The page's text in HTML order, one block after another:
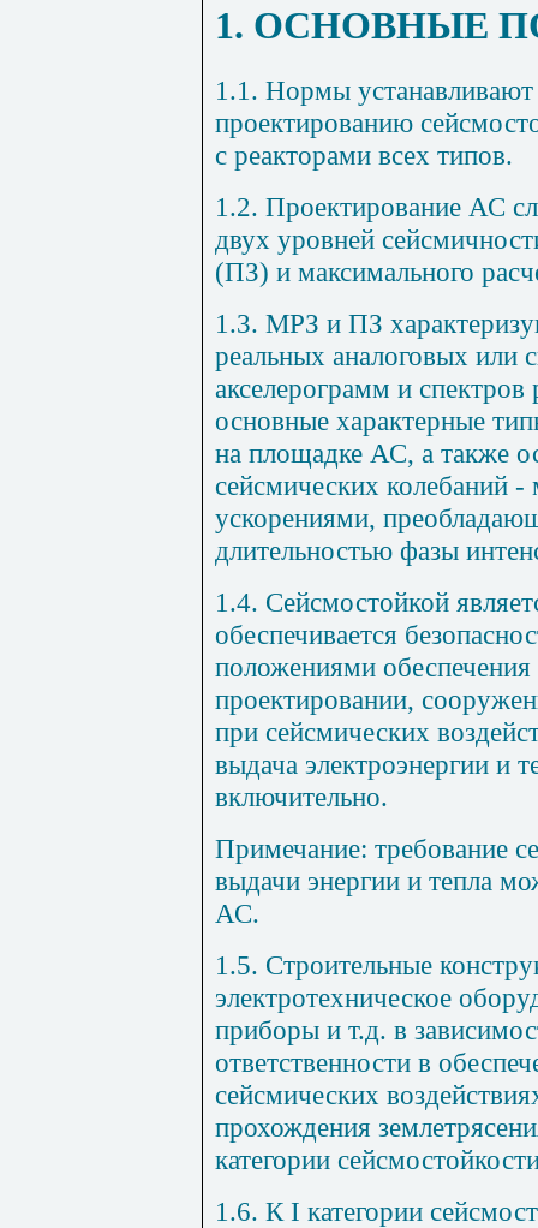
1. ОСНОВНЫЕ
1.1. Нормы устанавливают
проектированию
с реакторами всех типов.
1.2. Проектирование АС
двух уровней
(ПЗ) и максимального
1.3. МРЗ и ПЗ
реальных аналоговых или
акселерограмм и
основные характерные
на площадке АС, а также
сейсмических колебаний
ускорениями,
длительностью фазы
1.4. Сейсмостойкой
обеспечивается
положениями
проектировании,
при сейсмических
выдача электроэнергии и
включительно.
Примечание: требование
выдачи энергии и тепла
АС.
1.5. Строительные
электротехническое
приборы и т.д. в
ответственности в
сейсмических
прохождения
категории
1.6. К I категории